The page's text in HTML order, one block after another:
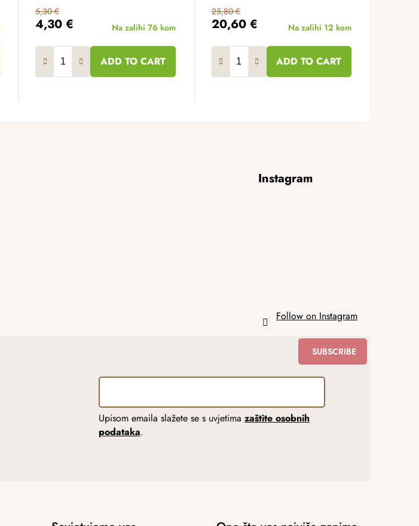
4,30 €
5,30 €
Na zalihi 76 kom
ADD TO CART
20,60 €
25,80 €
Na zalihi 12 kom
ADD TO CART
Instagram
Follow on Instagram
Upisom emaila slažete se s uvjetima zaštite osobnih
podataka.
SUBSCRIBE